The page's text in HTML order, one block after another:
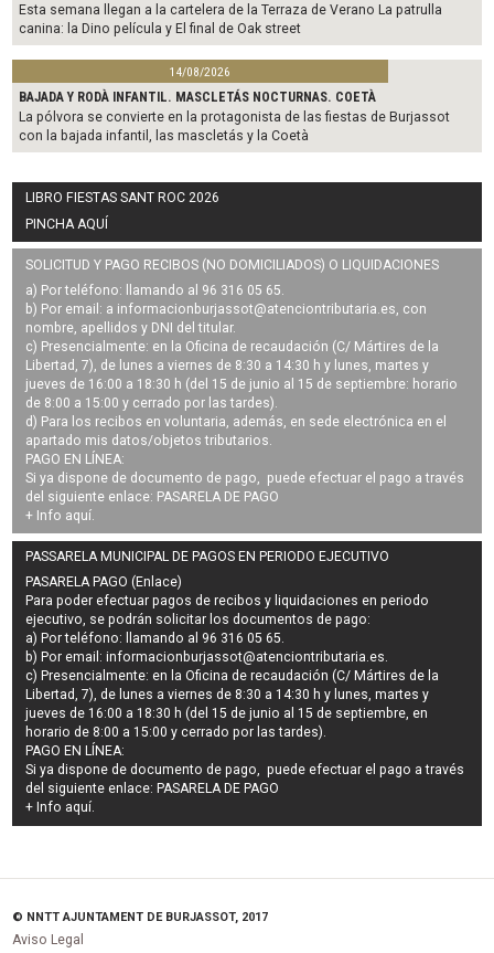
Esta semana llegan a la cartelera de la Terraza de Verano La patrulla
canina: la Dino película y El final de Oak street
14/08/2026
BAJADA Y RODÀ INFANTIL. MASCLETÁS NOCTURNAS. COETÀ
La pólvora se convierte en la protagonista de las fiestas de Burjassot
con la bajada infantil, las mascletás y la Coetà
LIBRO FIESTAS SANT ROC 2026
PINCHA AQUÍ
SOLICITUD Y PAGO RECIBOS (NO DOMICILIADOS) O LIQUIDACIONES
a) Por teléfono: llamando al 96 316 05 65.
b) Por email: a informacionburjassot@atenciontributaria.es, con
nombre, apellidos y DNI del titular.
c) Presencialmente: en la Oficina de recaudación (C/ Mártires de la
Libertad, 7), de lunes a viernes de 8:30 a 14:30 h y lunes, martes y
jueves de 16:00 a 18:30 h (del 15 de junio al 15 de septiembre: horario
de 8:00 a 15:00 y cerrado por las tardes).
d) Para los recibos en voluntaria, además, en sede electrónica en el
apartado mis datos/objetos tributarios.
PAGO EN LÍNEA:
Si ya dispone de documento de pago, puede efectuar el pago a través
del siguiente enlace: PASARELA DE PAGO
+ Info aquí.
PASSARELA MUNICIPAL DE PAGOS EN PERIODO EJECUTIVO
PASARELA PAGO (Enlace)
Para poder efectuar pagos derecibos y liquidaciones en periodo
ejecutivo, se podrán solicitar los documentos de pago:
a) Por teléfono: llamando al 96 316 05 65.
b) Por email:informacionburjassot@atenciontributaria.es.
c) Presencialmente: en la Oficina de recaudación (C/ Mártires de la
Libertad, 7), de lunes a viernes de 8:30 a 14:30 h y lunes, martes y
jueves de 16:00 a 18:30 h (del 15 de junio al 15 de septiembre, en
horario de 8:00 a 15:00 y cerrado por las tardes).
PAGO EN LÍNEA:
Si ya dispone de documento de pago, puede efectuar el pago a través
del siguiente enlace: PASARELA DE PAGO
+ Info aquí.
© NNTT AJUNTAMENT DE BURJASSOT, 2017
Aviso Legal